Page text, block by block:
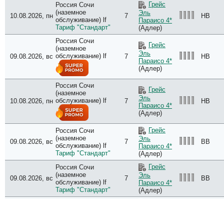
10.08.2026, пн
Россия Сочи
(наземное
обслуживание) lf
Тариф "Стандарт"
7
Грейс
Эль
Параисо 4*
(Адлер)
HB
09.08.2026, вс
Россия Сочи
(наземное
обслуживание) lf
7
Грейс
Эль
Параисо 4*
(Адлер)
HB
10.08.2026, пн
Россия Сочи
(наземное
обслуживание) lf
7
Грейс
Эль
Параисо 4*
(Адлер)
HB
09.08.2026, вс
Россия Сочи
(наземное
обслуживание) lf
Тариф "Стандарт"
7
Грейс
Эль
Параисо 4*
(Адлер)
BB
09.08.2026, вс
Россия Сочи
(наземное
обслуживание) lf
Тариф "Стандарт"
7
Грейс
Эль
Параисо 4*
(Адлер)
BB